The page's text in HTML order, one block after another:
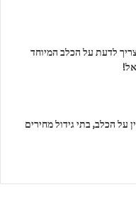
לדעת על הכלב המיוחד
על הכלב, בתי גידול מחירים